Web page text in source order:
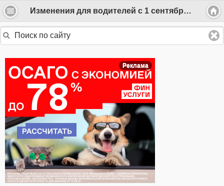
Изменения для водителей с 1 сентября 2020 года
Реклама